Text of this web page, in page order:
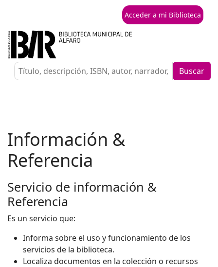
Acceder a mi Biblioteca
Buscar
Información &
Referencia
Servicio de información &
Referencia
Es un servicio que:
Informa sobre el uso y funcionamiento de los
servicios de la biblioteca.
Localiza documentos en la colección o recursos